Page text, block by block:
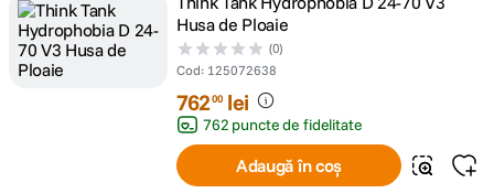
Husa de Ploaie
(0)
Cod: 125072638
76200 lei
762 puncte de fidelitate
Adaugă în coș